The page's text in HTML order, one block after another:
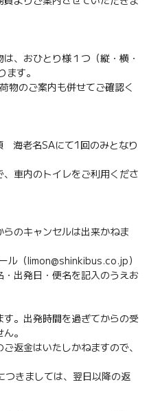
、おひとり様１つ（縦・横・
す。
物のご案内も併せてご確認く
海老名SAにて1回のみとなり
車内のトイレをご利用くださ
のキャンセルは出来かねま
ル（limon@shinkibus.co.jp）
出発日・便名を記入のうえお
す。出発時間を過ぎてからの受
。
返金はいたしかねますので、
つきましては、翌日以降の返